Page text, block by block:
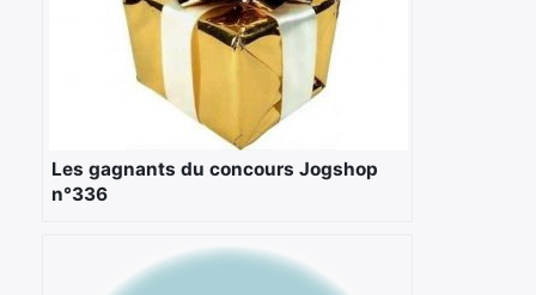
Les gagnants du concours Jogshop
n°336